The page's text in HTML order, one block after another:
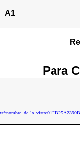
A1
Para
nombre_de_la_vista/